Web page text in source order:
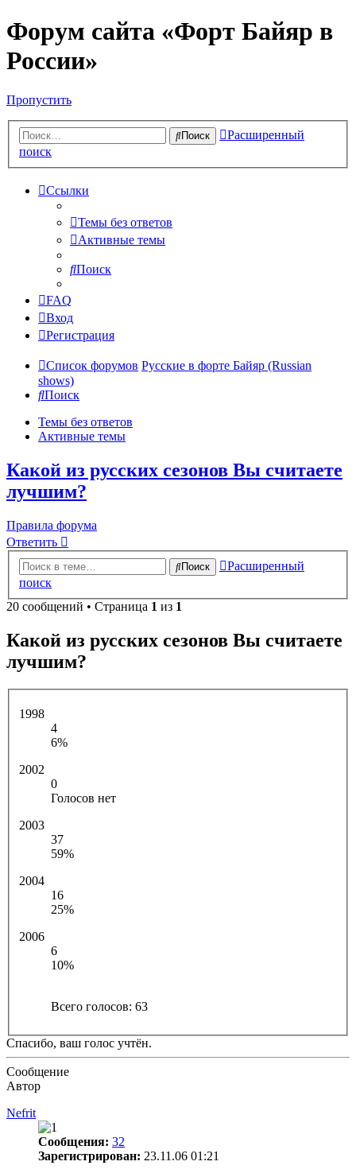
Форум сайта «Форт Байяр в
России»
Пропустить
Поиск
Расширенный
поиск
Ссылки
Темы без ответов
Активные темы
Поиск
FAQ
Вход
Регистрация
Список форумов Русские в форте Байяр (Russian
shows)
Поиск
Темы без ответов
Активные темы
Какой из русских сезонов Вы считаете
лучшим?
Правила форума
Ответить
Поиск
Расширенный
поиск
20 сообщений • Страница 1 из 1
Какой из русских сезонов Вы считаете
лучшим?
1998
4
6%
2002
0
Голосов нет
2003
37
59%
2004
16
25%
2006
6
10%
Всего голосов: 63
Спасибо, ваш голос учтён.
Сообщение
Автор
Nefrit
Сообщения: 32
Зарегистрирован: 23.11.06 01:21